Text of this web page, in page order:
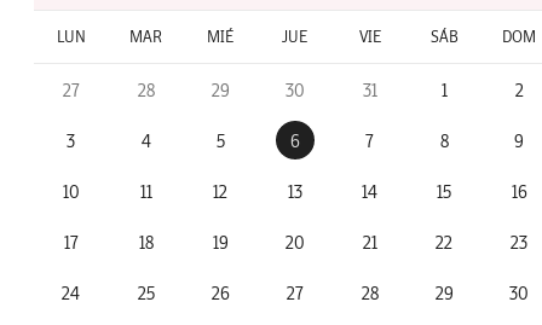
LUN MAR MIÉ JUE VIE SÁB DOM
27 28 29 30 31 1 2
3 4 5 6 7 8 9
10 11 12 13 14 15 16
17 18 19 20 21 22 23
24 25 26 27 28 29 30